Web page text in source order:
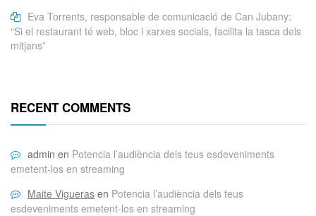
Eva Torrents, responsable de comunicació de Can Jubany:
“Si el restaurant té web, bloc i xarxes socials, facilita la tasca dels
mitjans”
RECENT COMMENTS
admin en Potencia l’audiència dels teus esdeveniments
emetent-los en streaming
Maite Vigueras en Potencia l’audiència dels teus
esdeveniments emetent-los en streaming